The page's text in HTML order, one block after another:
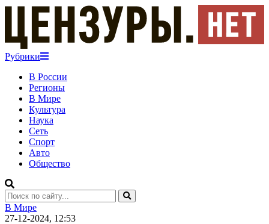
Рубрики
В России
Регионы
В Мире
Культура
Наука
Сеть
Спорт
Авто
Общество
В Мире
27-12-2024, 12:53